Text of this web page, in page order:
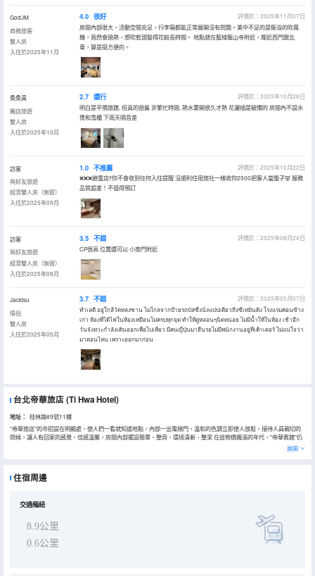
GodJM
商務旅客
雙人房
入住於2025年11月
4.0 很好
評價於：2025年11月07日
房間內部很大，活動空間充足，行李箱都能正常展開沒有問題。美中不足的是衞浴的吹風
機，竟然會過熱，想吹乾頭髮得花較長時間。 地點就在藍線龍山寺附近，鄰近西門跟北
車，算是挺方便的。
桑桑黃
獨自旅遊
雙人房
入住於2025年10月
2.7 還行
評價於：2025年10月26日
明白是平價旅館, 但真的很舊 非繁忙時間, 熱水要開很久才熱 花灑插是破爛的 房間內不設水
煲和雪櫃 下雨天隔音差
訪客
與好友旅遊
經濟雙人房（無窗）
入住於2025年09月
1.0 不推薦
評價於：2025年10月22日
❌❌❌避雷店‼️你不會收到任何入住提醒 沒順利住宿旅社一樣收你2500把客人當盤子👿 服務
品質超差！不值得預訂
訪客
與好友旅遊
經濟雙人房（無窗）
入住於2025年08月
3.5 不錯
評價於：2025年08月24日
CP很高 位置還可以 小南門附近
Jacktsu
情侶
雙人房
入住於2025年05月
3.7 不錯
評價於：2025年05月07日
ทำเลดี อยู่ใกล้วัดหลงซาน ไม่ไกลจากป้ายรถบัสซึ่งนั่งแปปเดียวถึงซีเหมินติง โรงแรมค่อนข้าง
เก่า ห้องที่ได้ไฟในห้องเหมือนไม่ครบทุกจุด ทำให้ดูหลอนๆนิดหน่อย ไม่มีน้ำให้ในห้อง เช้าอีก
วันจังหวะกำลังเดินออกเพื่อไปเที่ยว มีคนญี่ปุ่นมายืนรอไม่มีพนักงานอยู่ที่เค้าเตอร์ ไม่แน่ใจว่า
มาตอนไหน เพราะออกมาก่อน
台北帝華旅店(Ti Hwa Hotel)
地址：
桂林路89號11樓
"帝華旅店"的市招設在明顯處，使人們一看就知道地點，內部一出電梯門，温和的色調立即使人放鬆，接待人員親切的
問候，讓人有回家的感覺，倍感温馨，房間內部擺設簡單、整齊，環境清新、整潔 在這物價飆漲的年代，"帝華賓館"仍
展開
住宿周邊
交通樞紐
8.9公里
0.6公里